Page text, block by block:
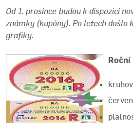
Od 1. prosince budou k dispozici
známky (kupóny). Po letech došlo
grafiky.
Roční